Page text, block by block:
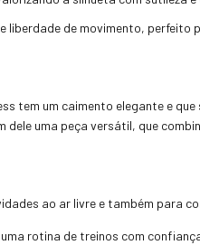
liberdade de movimento, perfeito
tem um caimento elegante e
uma peça versátil, que
ao ar livre e também para
rotina de treinos com